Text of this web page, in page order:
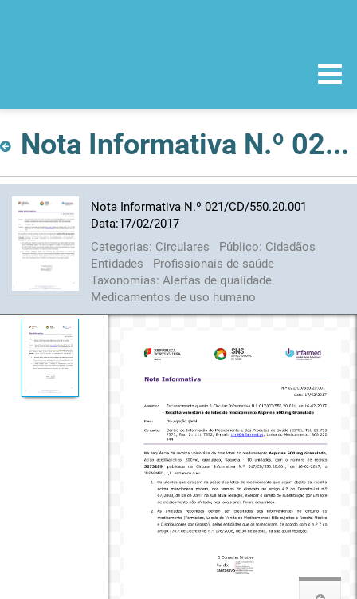
Nota Informativa N.º 021/CD/550.20.001 Data:17/02/2017
Nota Informativa N.º 021/CD/550.20.001
Data:17/02/2017
Categorias: Circulares Público: Cidadãos
Entidades
Profissionais de saúde
Taxonomias: Alertas de qualidade
Medicamentos de uso humano